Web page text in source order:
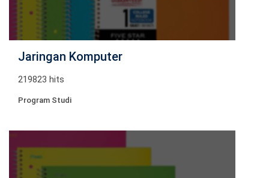
Jaringan Komputer
219823 hits
Program Studi